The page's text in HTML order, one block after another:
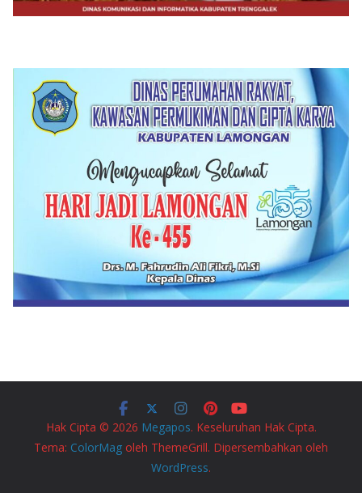
Hak Cipta © 2026 Megapos. Keseluruhan Hak Cipta.
Tema: ColorMag oleh ThemeGrill. Dipersembahkan oleh
WordPress.